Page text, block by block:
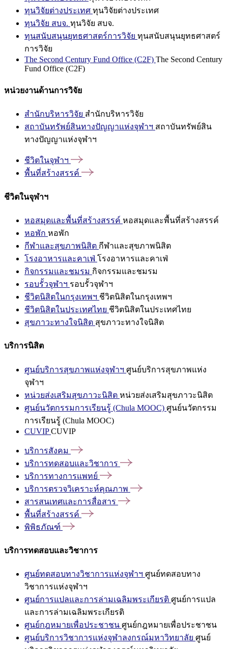
ทุนวิจัยต่างประเทศ ทุนวิจัยต่างประเทศ
ทุนวิจัย สบจ. ทุนวิจัย สบจ.
ทุนสนับสนุนยุทธศาสตร์การวิจัย ทุนสนับสนุนยุทธศาสตร์
การวิจัย
The Second Century Fund Office (C2F) The Second Century
Fund Office (C2F)
หน่วยงานด้านการวิจัย
สำนักบริหารวิจัย สำนักบริหารวิจัย
สถาบันทรัพย์สินทางปัญญาแห่งจุฬาฯ สถาบันทรัพย์สิน
ทางปัญญาแห่งจุฬาฯ
ชีวิตในจุฬาฯ
พื้นที่สร้างสรรค์
ชีวิตในจุฬาฯ
หอสมุดและพื้นที่สร้างสรรค์ หอสมุดและพื้นที่สร้างสรรค์
หอพัก หอพัก
กีฬาและสุขภาพนิสิต กีฬาและสุขภาพนิสิต
โรงอาหารและคาเฟ่ โรงอาหารและคาเฟ่
กิจกรรมและชมรม กิจกรรมและชมรม
รอบรั้วจุฬาฯ รอบรั้วจุฬาฯ
ชีวิตนิสิตในกรุงเทพฯ ชีวิตนิสิตในกรุงเทพฯ
ชีวิตนิสิตในประเทศไทย ชีวิตนิสิตในประเทศไทย
สุขภาวะทางใจนิสิต สุขภาวะทางใจนิสิต
บริการนิสิต
ศูนย์บริการสุขภาพแห่งจุฬาฯ ศูนย์บริการสุขภาพแห่ง
จุฬาฯ
หน่วยส่งเสริมสุขภาวะนิสิต หน่วยส่งเสริมสุขภาวะนิสิต
ศูนย์นวัตกรรมการเรียนรู้ (Chula MOOC) ศูนย์นวัตกรรม
การเรียนรู้ (Chula MOOC)
CUVIPCUVIP
บริการสังคม
บริการทดสอบและวิชาการ
บริการทางการแพทย์
บริการตรวจวิเคราะห์คุณภาพ
สารสนเทศและการสื่อสาร
พื้นที่สร้างสรรค์
พิพิธภัณฑ์
บริการทดสอบและวิชาการ
ศูนย์ทดสอบทางวิชาการแห่งจุฬาฯ ศูนย์ทดสอบทาง
วิชาการแห่งจุฬาฯ
ศูนย์การแปลและการล่ามเฉลิมพระเกียรติ ศูนย์การแปล
และการล่ามเฉลิมพระเกียรติ
ศูนย์กฎหมายเพื่อประชาชน ศูนย์กฎหมายเพื่อประชาชน
ศูนย์บริการวิชาการแห่งจุฬาลงกรณ์มหาวิทยาลัย ศูนย์